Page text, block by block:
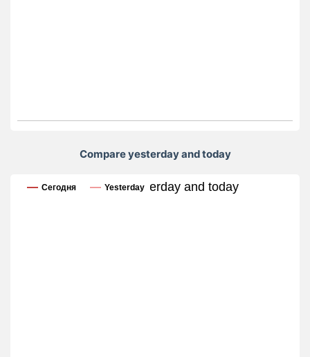
Compare yesterday and today
Compare yesterday and today
Сегодня Yesterday